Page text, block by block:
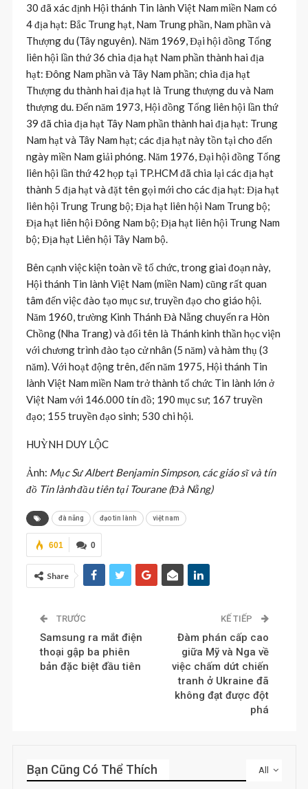
30 đã xác định Hội thánh Tin lành Việt Nam miền Nam có
4 địa hạt: Bắc Trung hạt, Nam Trung phần, Nam phần và
Thượng du (Tây nguyên). Năm 1969, Đại hội đồng Tổng
liên hội lần thứ 36 chia địa hạt Nam phần thành hai địa
hạt: Đông Nam phần và Tây Nam phần; chia địa hạt
Thượng du thành hai địa hạt là Trung thượng du và Nam
thượng du. Đến năm 1973, Hội đồng Tổng liên hội lần thứ
39 đã chia địa hạt Tây Nam phần thành hai địa hạt: Trung
Nam hạt và Tây Nam hạt; các địa hạt này tồn tại cho đến
ngày miền Nam giải phóng. Năm 1976, Đại hội đồng Tổng
liên hội lần thứ 42 họp tại TP.HCM đã chia lại các địa hạt
thành 5 địa hạt và đặt tên gọi mới cho các địa hạt: Địa hạt
liên hội Trung Trung bộ; Địa hạt liên hội Nam Trung bộ;
Địa hạt liên hội Đông Nam bộ; Địa hạt liên hội Trung Nam
bộ; Địa hạt Liên hội Tây Nam bộ.
Bên cạnh việc kiện toàn về tổ chức, trong giai đoạn này,
Hội thánh Tin lành Việt Nam (miền Nam) cũng rất quan
tâm đến việc đào tạo mục sư, truyền đạo cho giáo hội.
Năm 1960, trường Kinh Thánh Đà Nẵng chuyển ra Hòn
Chồng (Nha Trang) và đổi tên là Thánh kinh thần học viện
với chương trình đào tạo cử nhân (5 năm) và hàm thụ (3
năm). Với hoạt động trên, đến năm 1975, Hội thánh Tin
lành Việt Nam miền Nam trở thành tổ chức Tin lành lớn ở
Việt Nam với 146.000 tín đồ; 190 mục sư; 167 truyền
đạo; 155 truyền đạo sinh; 530 chi hội.
HUỲNH DUY LỘC
Ảnh: Mục Sư Albert Benjamin Simpson, các giáo sĩ và tín
đồ Tin lành đầu tiên tại Tourane (Đà Nẵng)
đà nẵng đạo tin lành việt nam
0
601
Share
TRƯỚC
Samsung ra mắt điện
thoại gập ba phiên
bản đặc biệt đầu tiên
KẾ TIẾP
Đàm phán cấp cao
giữa Mỹ và Nga về
việc chấm dứt chiến
tranh ở Ukraine đã
không đạt được đột
phá
All
Bạn Cũng Có Thể Thích